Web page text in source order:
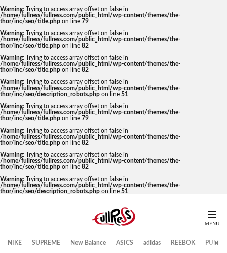
Warning: Trying to access array offset on false in
/home/fullress/fullress.com/public_html/wp-content/themes/the-
thor/inc/seo/title.php on line 79
Warning: Trying to access array offset on false in
/home/fullress/fullress.com/public_html/wp-content/themes/the-
thor/inc/seo/title.php on line 82
Warning: Trying to access array offset on false in
/home/fullress/fullress.com/public_html/wp-content/themes/the-
thor/inc/seo/title.php on line 82
Warning: Trying to access array offset on false in
/home/fullress/fullress.com/public_html/wp-content/themes/the-
thor/inc/seo/description_robots.php on line 51
Warning: Trying to access array offset on false in
/home/fullress/fullress.com/public_html/wp-content/themes/the-
thor/inc/seo/title.php on line 79
Warning: Trying to access array offset on false in
/home/fullress/fullress.com/public_html/wp-content/themes/the-
thor/inc/seo/title.php on line 82
Warning: Trying to access array offset on false in
/home/fullress/fullress.com/public_html/wp-content/themes/the-
thor/inc/seo/title.php on line 82
Warning: Trying to access array offset on false in
/home/fullress/fullress.com/public_html/wp-content/themes/the-
thor/inc/seo/description_robots.php on line 51
NIKE SUPREME New Balance ASICS adidas REEBOK PUMA